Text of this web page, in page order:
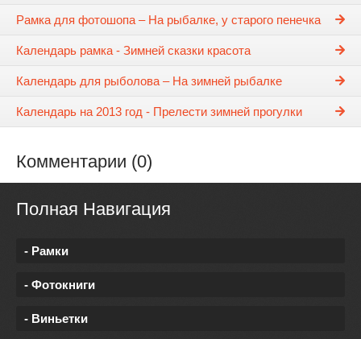
Рамка для фотошопа – На рыбалке, у старого пенечка
Календарь рамка - Зимней сказки красота
Календарь для рыболова – На зимней рыбалке
Календарь на 2013 год - Прелести зимней прогулки
Комментарии (0)
Полная Навигация
- Рамки
- Фотокниги
- Виньетки